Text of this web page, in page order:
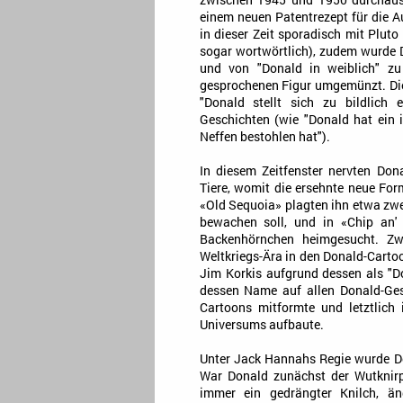
einem neuen Patentrezept für die
in dieser Zeit sporadisch mit
sogar wortwörtlich), zudem wurde
und von "Donald in weiblich"
gesprochenen Figur umgemünzt.
"Donald stellt sich zu bildlich
Geschichten (wie "Donald hat ein
Neffen bestohlen hat").
In diesem Zeitfenster nervten
Tiere, womit die ersehnte neue
«Old Sequoia» plagten ihn etwa
bewachen soll, und in «Chip
Backenhörnchen heimgesucht.
Weltkriegs-Ära in den Donald-
Jim Korkis aufgrund dessen als
dessen Name auf allen Donald-
Cartoons mitformte und letztlich
Universums aufbaute.
Unter Jack Hannahs Regie wurde
War Donald zunächst der
immer ein gedrängter Knilch,